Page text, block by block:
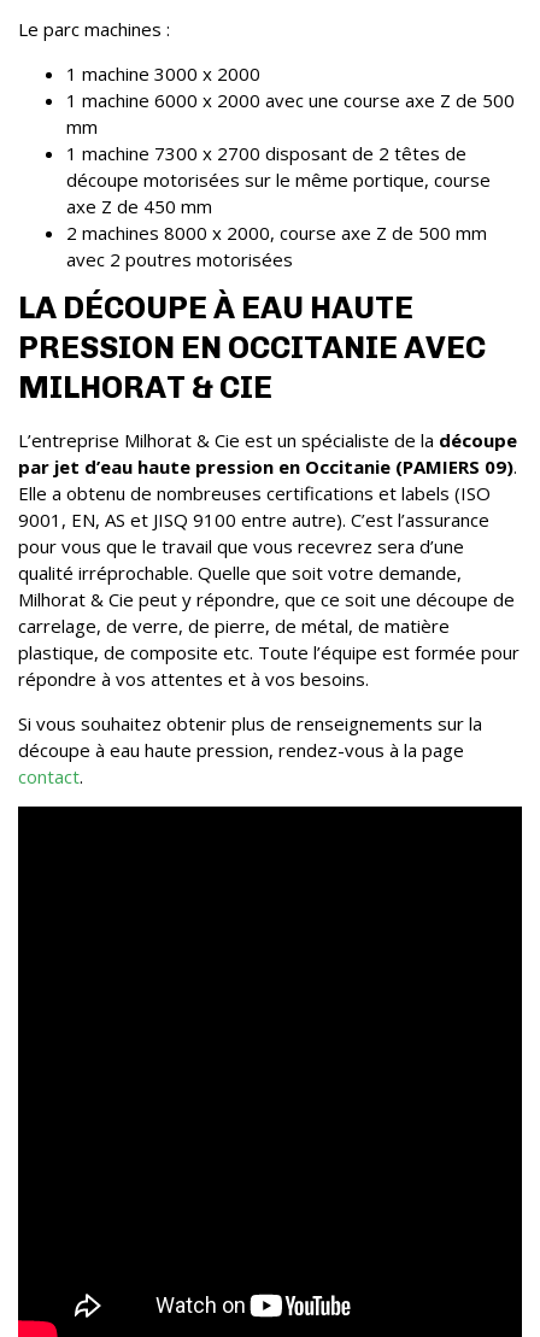
Le parc machines :
1 machine 3000 x 2000
1 machine 6000 x 2000 avec une course axe Z de 500
mm
1 machine 7300 x 2700 disposant de 2 têtes de
découpe motorisées sur le même portique, course
axe Z de 450 mm
2 machines 8000 x 2000, course axe Z de 500 mm
avec 2 poutres motorisées
LA DÉCOUPE À EAU HAUTE
PRESSION EN OCCITANIE AVEC
MILHORAT & CIE
L’entreprise Milhorat & Cie est un spécialiste de la découpe
par jet d’eau haute pression en Occitanie (PAMIERS 09).
Elle a obtenu de nombreuses certifications et labels (ISO
9001, EN, AS et JISQ 9100 entre autre). C’est l’assurance
pour vous que le travail que vous recevrez sera d’une
qualité irréprochable. Quelle que soit votre demande,
Milhorat & Cie peut y répondre, que ce soit une découpe de
carrelage, de verre, de pierre, de métal, de matière
plastique, de composite etc. Toute l’équipe est formée pour
répondre à vos attentes et à vos besoins.
Si vous souhaitez obtenir plus de renseignements sur la
découpe à eau haute pression, rendez-vous à la page
contact.